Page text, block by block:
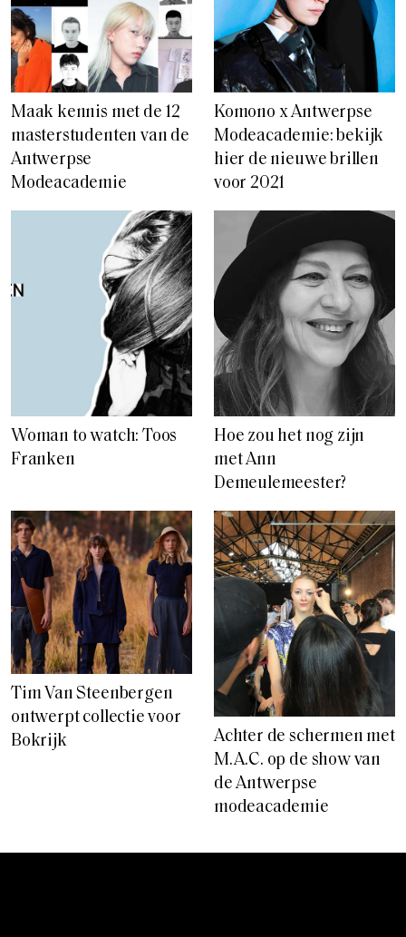
Maak kennis met de 12
masterstudenten van de
Antwerpse
Modeacademie
Komono x Antwerpse
Modeacademie: bekijk
hier de nieuwe brillen
voor 2021
Woman to watch: Toos
Franken
Hoe zou het nog zijn
met Ann
Demeulemeester?
Tim Van Steenbergen
ontwerpt collectie voor
Bokrijk
Achter de schermen met
M.A.C. op de show van
de Antwerpse
modeacademie